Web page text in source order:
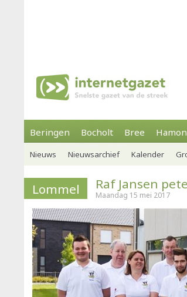
Beringen Bocholt Bree
Nieuws Nieuwsarchief Kalender
Lommel Raf Jansen
Maandag 15 mei 2017